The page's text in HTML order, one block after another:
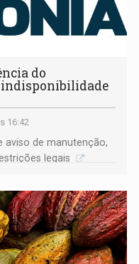
do
indisponibilidade
16:42
aviso de manutenção,
legais